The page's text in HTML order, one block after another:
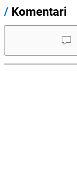
/ Komentari